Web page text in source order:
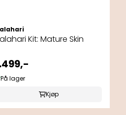
Kit: Mature Skin
På lager
Kjøp